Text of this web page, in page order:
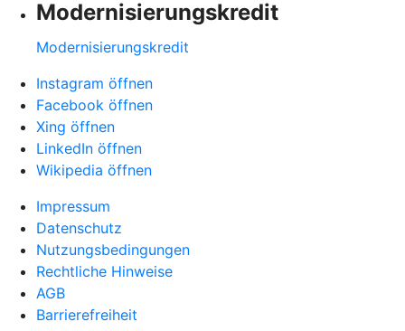
Modernisierungskredit
Modernisierungskredit
Instagram öffnen
Facebook öffnen
Xing öffnen
LinkedIn öffnen
Wikipedia öffnen
Impressum
Datenschutz
Nutzungsbedingungen
Rechtliche Hinweise
AGB
Barrierefreiheit